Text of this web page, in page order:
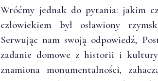
Wróćmy jednak do pytania: jakim
człowiekiem był osławiony
Serwując nam swoją odpowiedź,
zadanie domowe z historii i kultury
znamiona monumentalności,